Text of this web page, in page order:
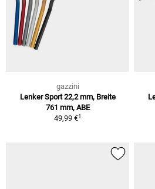
gazzini
Lenker Sport 22,2 mm, Breite
761 mm, ABE
49,99 €1